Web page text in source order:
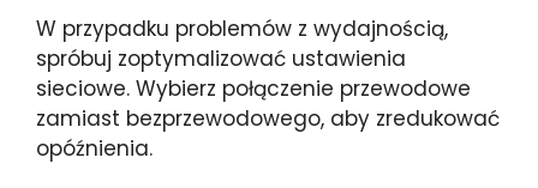
W przypadku problemów z wydajnością,
spróbuj zoptymalizować ustawienia
sieciowe. Wybierz połączenie przewodowe
zamiast bezprzewodowego, aby zredukować
opóźnienia.